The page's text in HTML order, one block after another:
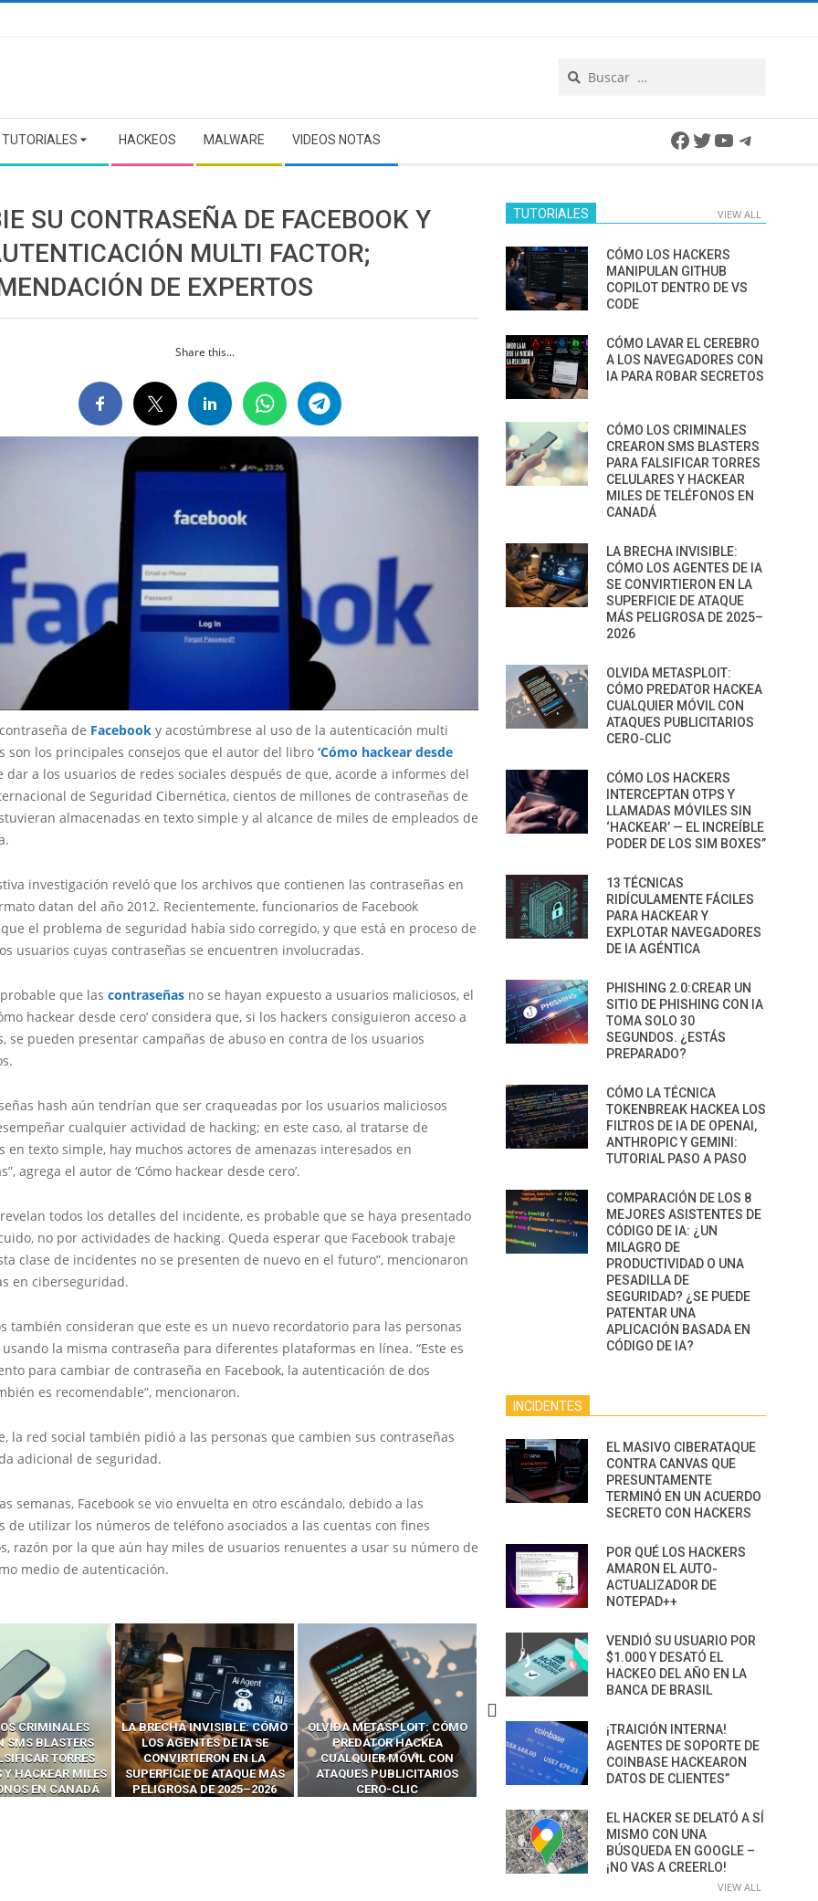
TUTORIALES HACKEOS MALWARE VIDEOS NOTAS Facebook
Twitter
YouTube
SU CONTRASEÑA DE FACEBOOK Y
MULTI FACTOR;
DE EXPERTOS
Share this...
de Facebook y acostúmbrese al uso de la autenticación multi
son los principales consejos que el autor del libro ‘Cómo hackear desde
dar a los usuarios de redes sociales después de que, acorde a informes del
de Seguridad Cibernética, cientos de millones de contraseñas de
almacenadas en texto simple y al alcance de miles de empleados de
investigación reveló que los archivos que contienen las contraseñas en
datan del año 2012. Recientemente, funcionarios de Facebook
el problema de seguridad había sido corregido, y que está en proceso de
usuarios cuyas contraseñas se encuentren involucradas.
que las contraseñas no se hayan expuesto a usuarios maliciosos, el
hackear desde cero’ considera que, si los hackers consiguieron acceso a
se pueden presentar campañas de abuso en contra de los usuarios
hash aún tendrían que ser craqueadas por los usuarios maliciosos
cualquier actividad de hacking; en este caso, al tratarse de
en texto simple, hay muchos actores de amenazas interesados en
agrega el autor de ‘Cómo hackear desde cero’.
todos los detalles del incidente, es probable que se haya presentado
no por actividades de hacking. Queda esperar que Facebook trabaje
clase de incidentes no se presenten de nuevo en el futuro”, mencionaron
en ciberseguridad.
también consideran que este es un nuevo recordatorio para las personas
la misma contraseña para diferentes plataformas en línea. “Este es
para cambiar de contraseña en Facebook, la autenticación de dos
es recomendable”, mencionaron.
la red social también pidió a las personas que cambien sus contraseñas
adicional de seguridad.
semanas, Facebook se vio envuelta en otro escándalo, debido a las
de utilizar los números de teléfono asociados a las cuentas con fines
razón por la que aún hay miles de usuarios renuentes a usar su número de
medio de autenticación.
INVISIBLE: CÓMO
DE IA SE
EN LA
DE ATAQUE MÁS
DE 2025–2026
OLVIDA METASPLOIT: CÓMO
PREDATOR HACKEA
CUALQUIER MÓVIL CON
ATAQUES PUBLICITARIOS
CERO-CLIC
CÓMO LOS HACKERS
INTERCEPTAN OTPS Y
LLAMADAS MÓVILES SIN
‘HACKEAR’ — EL INCREÍBLE
PODER DE LOS SIM BOXES”
13 TÉCNICAS
RIDÍCULAMENTE FÁCILES
PARA HACKEAR Y EXPLOTAR
NAVEGADORES DE IA
AGÉNTICA
CÓMO LOS HACKERS
MANIPULAN GITHUB
COPILOT DENTRO DE VS
TUTORIALES VIEW ALL
CÓMO LOS HACKERS
MANIPULAN GITHUB
COPILOT DENTRO DE VS
CODE
CÓMO LAVAR EL CEREBRO
A LOS NAVEGADORES CON
IA PARA ROBAR SECRETOS
CÓMO LOS CRIMINALES
CREARON SMS BLASTERS
PARA FALSIFICAR TORRES
CELULARES Y HACKEAR
MILES DE TELÉFONOS EN
CANADÁ
LA BRECHA INVISIBLE:
CÓMO LOS AGENTES DE IA
SE CONVIRTIERON EN LA
SUPERFICIE DE ATAQUE
MÁS PELIGROSA DE 2025–
2026
OLVIDA METASPLOIT:
CÓMO PREDATOR HACKEA
CUALQUIER MÓVIL CON
ATAQUES PUBLICITARIOS
CERO-CLIC
CÓMO LOS HACKERS
INTERCEPTAN OTPS Y
LLAMADAS MÓVILES SIN
‘HACKEAR’ — EL INCREÍBLE
PODER DE LOS SIM BOXES”
13 TÉCNICAS
RIDÍCULAMENTE FÁCILES
PARA HACKEAR Y
EXPLOTAR NAVEGADORES
DE IA AGÉNTICA
PHISHING 2.0:CREAR UN
SITIO DE PHISHING CON IA
TOMA SOLO 30
SEGUNDOS. ¿ESTÁS
PREPARADO?
CÓMO LA TÉCNICA
TOKENBREAK HACKEA LOS
FILTROS DE IA DE OPENAI,
ANTHROPIC Y GEMINI:
TUTORIAL PASO A PASO
COMPARACIÓN DE LOS 8
MEJORES ASISTENTES DE
CÓDIGO DE IA: ¿UN
MILAGRO DE
PRODUCTIVIDAD O UNA
PESADILLA DE
SEGURIDAD? ¿SE PUEDE
PATENTAR UNA
APLICACIÓN BASADA EN
CÓDIGO DE IA?
INCIDENTES
EL MASIVO CIBERATAQUE
CONTRA CANVAS QUE
PRESUNTAMENTE
TERMINÓ EN UN ACUERDO
SECRETO CON HACKERS
POR QUÉ LOS HACKERS
AMARON EL AUTO-
ACTUALIZADOR DE
NOTEPAD++
VENDIÓ SU USUARIO POR
$1.000 Y DESATÓ EL
HACKEO DEL AÑO EN LA
BANCA DE BRASIL
¡TRAICIÓN INTERNA!
AGENTES DE SOPORTE DE
COINBASE HACKEARON
DATOS DE CLIENTES”
EL HACKER SE DELATÓ A SÍ
MISMO CON UNA
BÚSQUEDA EN GOOGLE –
¡NO VAS A CREERLO!
VIEW ALL